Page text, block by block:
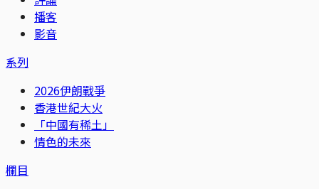
播客
影音
系列
2026伊朗戰爭
香港世紀大火
「中國有稀土」
情色的未來
欄目